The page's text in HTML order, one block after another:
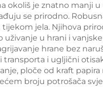
okoliš je znatno manji
se prirodno.
jela. Njihova
uživanje u hrani i
hrane bez
i ugljični
ploče od kraft
broju potrošača